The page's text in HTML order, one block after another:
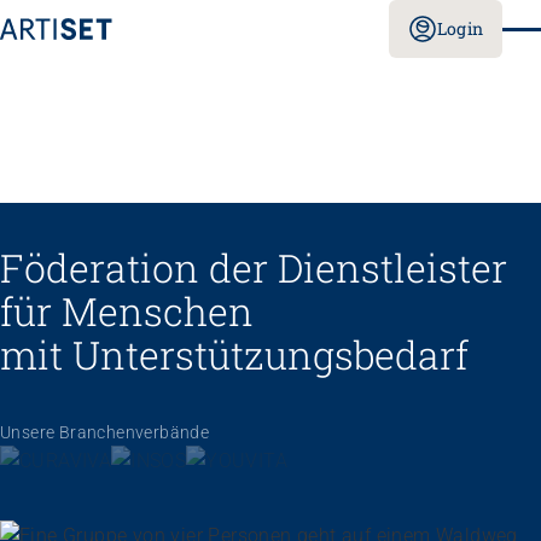
Login
Föderation der Dienstleister
für Menschen
mit Unterstützungs­bedarf
Unsere Branchenverbände